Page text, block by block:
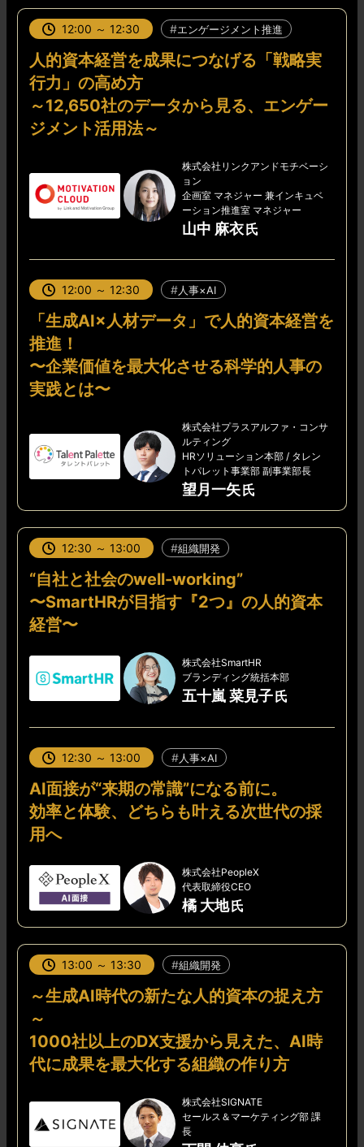
12:00 ～ 12:30 エンゲージメント推進
人的資本経営を成果につなげる「戦略実
行力」の高め方
～12,650社のデータから見る、エンゲー
ジメント活用法～
株式会社リンクアンドモチベーシ
ョン
企画室 マネジャー 兼インキュベ
ーション推進室 マネジャー
山中 麻衣
12:00 ～ 12:30 人事×AI
「生成AI×人材データ」で人的資本経営を
推進！
〜企業価値を最大化させる科学的人事の
実践とは〜
株式会社プラスアルファ・コンサ
ルティング
HRソリューション本部 / タレン
トパレット事業部 副事業部長
望月一矢
12:30 ～ 13:00 組織開発
“自社と社会のwell-working”
〜SmartHRが目指す『2つ』の人的資本
経営〜
株式会社SmartHR
ブランディング統括本部
五十嵐 菜見子
12:30 ～ 13:00 人事×AI
AI面接が“来期の常識”になる前に。
効率と体験、どちらも叶える次世代の採
用へ
株式会社PeopleX
代表取締役CEO
橘 大地
13:00 ～ 13:30 組織開発
～生成AI時代の新たな人的資本の捉え方
～
1000社以上のDX支援から見えた、AI時
代に成果を最大化する組織の作り方
株式会社SIGNATE
セールス＆マーケティング部 課
長